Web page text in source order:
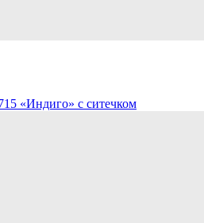
«Индиго» с ситечком